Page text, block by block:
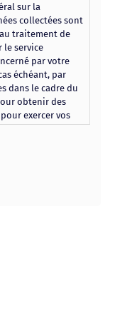
sur la
collectées sont
traitement de
le service
par votre
échéant, par
dans le cadre du
obtenir des
exercer vos
d’effacement et
8 rue
vous estimez,